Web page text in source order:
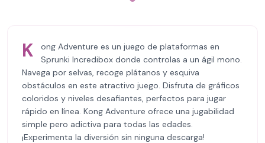
K
ong Adventure es un juego de plataformas en
Sprunki Incredibox donde controlas a un ágil mono.
Navega por selvas, recoge plátanos y esquiva
obstáculos en este atractivo juego. Disfruta de gráficos
coloridos y niveles desafiantes, perfectos para jugar
rápido en línea. Kong Adventure ofrece una jugabilidad
simple pero adictiva para todas las edades.
¡Experimenta la diversión sin ninguna descarga!